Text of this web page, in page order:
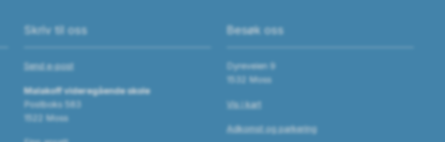
Skriv til oss
Send e-post
Malakoff videregående skole
Postboks 583
1522 Moss
Besøk oss
Dyreveien 9
1532 Moss
Vis i kart
Adkomst og parkering